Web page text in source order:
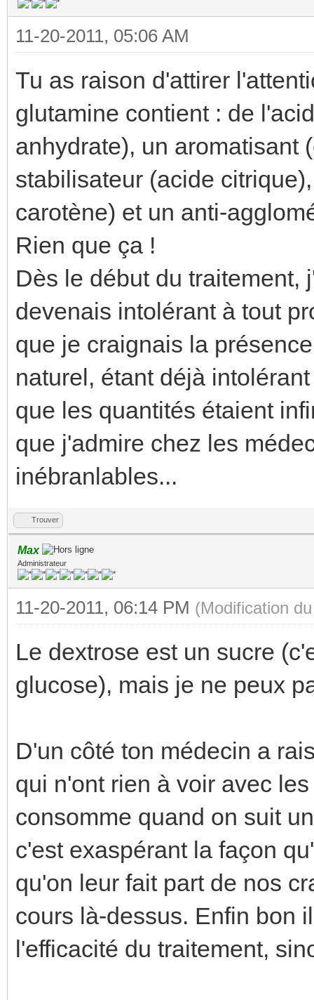
11-20-2011, 05:06 AM
Tu as raison d'attirer
glutamine contient : de
anhydrate), un aromatisant
stabilisateur (acide
carotène) et un anti-
Rien que ça !
Dès le début du traitement,
devenais intolérant à tout
que je craignais la
naturel, étant déjà
que les quantités étaient
que j'admire chez les
inébranlables...
Trouver
Max
Administrateur
11-20-2011, 06:14 PM (Modification
Le dextrose est un sucre
glucose), mais je ne peux
D'un côté ton médecin a
qui n'ont rien à voir avec
consomme quand on suit
c'est exaspérant la façon
qu'on leur fait part de nos
cours là-dessus. Enfin bon
l'efficacité du traitement,